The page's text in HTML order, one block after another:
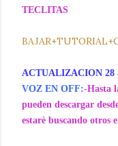
TECLITAS
ACTUALIZACION 28
VOZ EN OFF:-Hasta
pueden descargar
estarè buscando otros